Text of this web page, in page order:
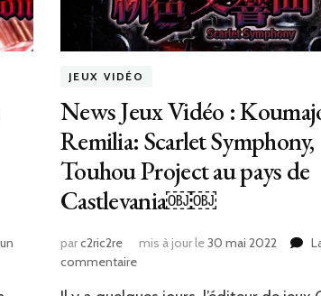
JEUX VIDÉO
News Jeux Vidéo :
Remilia: Scarlet Symphony,
Touhou Project au pays de
Castlevania￼￼
parc2ric2re mis à jour le30 mai 2022
commentairesur